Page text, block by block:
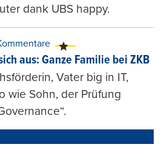
dank UBS happy.
aus: Ganze Familie bei ZKB
Vater big in IT,
wie Sohn, der Prüfung